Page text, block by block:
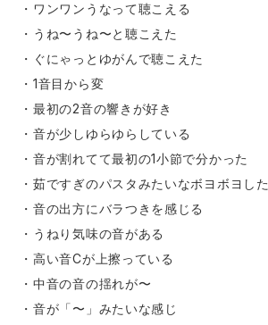
・ワンワンうなって聴こえる
・うね〜うね〜と聴こえた
・ぐにゃっとゆがんで聴こえた
・1音目から変
・最初の2音の響きが好き
・音が少しゆらゆらしている
・音が割れてて最初の1小節で分かった
・茹ですぎのパスタみたいなボヨボヨし
・音の出方にバラつきを感じる
・うねり気味の音がある
・高い音Cが上擦っている
・中音の音の揺れが〜
・音が「〜」みたいな感じ